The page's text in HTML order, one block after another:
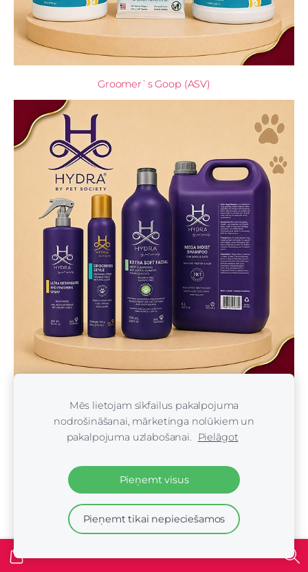
Groomer`s Goop (ASV)
Hydra Groomers (Brazīlija)
Mēs lietojam sīkfailus pakalpojuma
nodrošināšanai, mārketinga nolūkiem un
pakalpojuma uzlabošanai.
Pielāgot
Pieņemt visus
Pieņemt tikai nepieciešamos